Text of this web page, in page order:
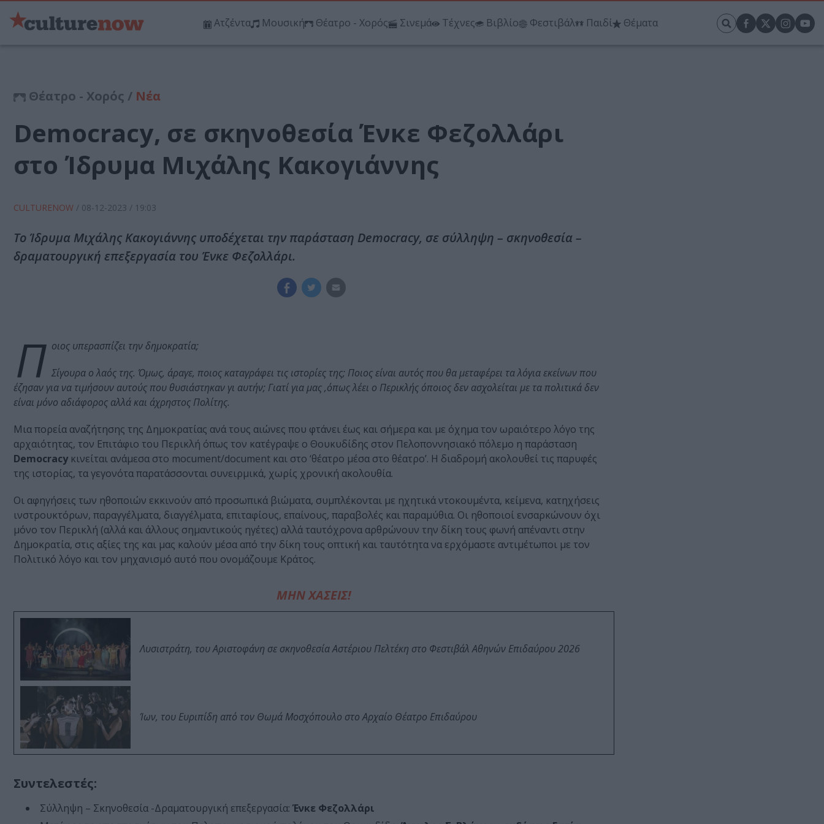
Ατζέντα Μουσική Θέατρο - Χορός Σινεμά Τέχνες Βιβλίο Φεστιβάλ Παιδί Θέματα
Θέατρο - Χορός / Νέα
Democracy, σε σκηνοθεσία Ένκε Φεζολλάρι
στο Ίδρυμα Μιχάλης Κακογιάννης
CULTURENOW / 08-12-2023 / 19:03
Το Ίδρυμα Μιχάλης Κακογιάννης υποδέχεται την παράσταση Democracy, σε σύλληψη – σκηνοθεσία –
δραματουργική επεξεργασία του Ένκε Φεζολλάρι.
Π οιος υπερασπίζει την δημοκρατία;
Σίγουρα ο λαός της. Όμως, άραγε, ποιος καταγράφει τις ιστορίες της; Ποιος είναι αυτός που θα μεταφέρει τα λόγια εκείνων που
έζησαν για να τιμήσουν αυτούς που θυσιάστηκαν γι αυτήν; Γιατί για μας ,όπως λέει ο Περικλής όποιος δεν ασχολείται με τα πολιτικά δεν
είναι μόνο αδιάφορος αλλά και άχρηστος Πολίτης.
Μια πορεία αναζήτησης της Δημοκρατίας ανά τους αιώνες που φτάνει έως και σήμερα και με όχημα τον ωραιότερο λόγο της
αρχαιότητας, τον Επιτάφιο του Περικλή όπως τον κατέγραψε ο Θουκυδίδης στον Πελοποννησιακό πόλεμο η παράσταση
Democracy κινείται ανάμεσα στο mocument/document και στο ‘θέατρο μέσα στο θέατρο’. Η διαδρομή ακολουθεί τις παρυφές
της ιστορίας, τα γεγονότα παρατάσσονται συνειρμικά, χωρίς χρονική ακολουθία.
Οι αφηγήσεις των ηθοποιών εκκινούν από προσωπικά βιώματα, συμπλέκονται με ηχητικά ντοκουμέντα, κείμενα, κατηχήσεις
ινστρουκτόρων, παραγγέλματα, διαγγέλματα, επιταφίους, επαίνους, παραβολές και παραμύθια. Οι ηθοποιοί ενσαρκώνουν όχι
μόνο τον Περικλή (αλλά και άλλους σημαντικούς ηγέτες) αλλά ταυτόχρονα αρθρώνουν την δίκη τους φωνή απέναντι στην
Δημοκρατία, στις αξίες της και μας καλούν μέσα από την δίκη τους οπτική και ταυτότητα να ερχόμαστε αντιμέτωποι με τον
Πολιτικό λόγο και τον μηχανισμό αυτό που ονομάζουμε Κράτος.
ΜΗΝ ΧΑΣΕΙΣ!
Λυσιστράτη, του Αριστοφάνη σε σκηνοθεσία Αστέριου Πελτέκη στο Φεστιβάλ Αθηνών Επιδαύρου 2026
Ίων, του Ευριπίδη από τον Θωμά Μοσχόπουλο στο Αρχαίο Θέατρο Επιδαύρου
Συντελεστές:
Σύλληψη – Σκηνοθεσία -Δραματουργική επεξεργασία: Ένκε Φεζολλάρι